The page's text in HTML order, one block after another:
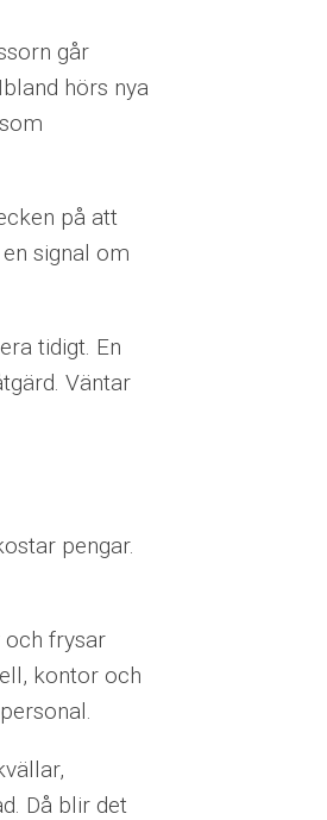
går
hörs nya
på att
signal om
tidigt. En
Väntar
pengar.
och frysar
kontor och
Då blir det